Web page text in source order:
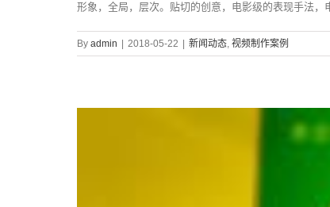
形象，全局，层次。贴切的创意，电影级的表现手法，
By admin 2018-05-22 新闻动态, 视频制作案例